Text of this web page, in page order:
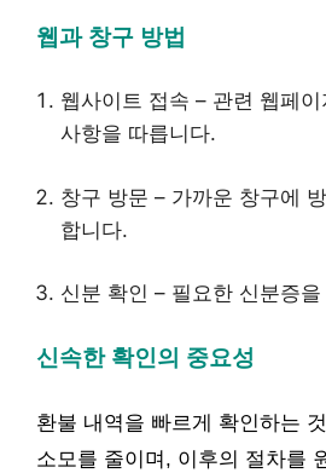
웹과 창구 방법
웹사이트 접속 – 관련 웹페
사항을 따릅니다.
창구 방문 – 가까운 창구에
합니다.
신분 확인 – 필요한 신분증
신속한 확인의 중요성
환불 내역을 빠르게 확인하는
소모를 줄이며, 이후의 절차를